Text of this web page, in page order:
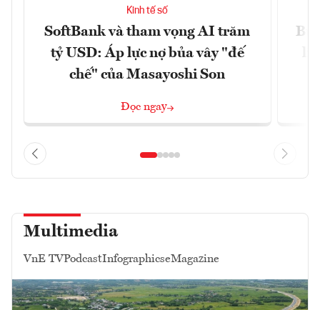
Kinh tế số
SoftBank và tham vọng AI trăm
tỷ USD: Áp lực nợ bủa vây "đế
chế" của Masayoshi Son
Đọc ngay
Multimedia
VnE TVPodcastInfographicseMagazine